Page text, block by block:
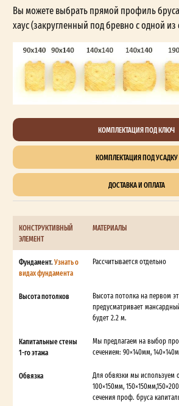
Вы можете выбрать прямой профиль
хаус (закругленный под бревно с одной из
КОМПЛЕКТАЦИЯ ПОД КЛЮЧ
КОМПЛЕКТАЦИЯ ПОД УСАДКУ
ДОСТАВКА И ОПЛАТА
КОНСТРУКТИВНЫЙ
ЭЛЕМЕНТ
МАТЕРИАЛЫ
Фундамент.Узнать о
видах фундамента
Рассчитывается отдельно
Высота потолков
Высота потолка на первом
предусматривает
будет 2.2 м.
Капитальные стены
1-го этажа
Мы предлагаем на выбор
сечением: 90×140мм,
Обвязка
Для обвязки мы используем
100×150мм,
сечения проф. бруса